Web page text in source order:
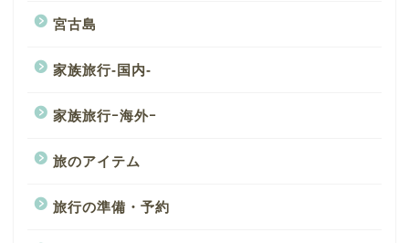
宮古島
家族旅行-国内-
家族旅行ｰ海外ｰ
旅のアイテム
旅行の準備・予約